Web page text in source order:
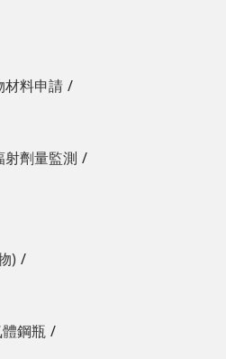
材料申請
射劑量監測
)
鋼瓶